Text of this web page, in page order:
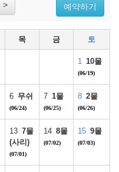
> 예약하기
목 금 토
1 10물
(06/19)
6 무쉬
(06/24)
7 1물
(06/25)
8 2물
(06/26)
13 7물
(사리)
(07/01)
14 8물
(07/02)
15 9물
(07/03)